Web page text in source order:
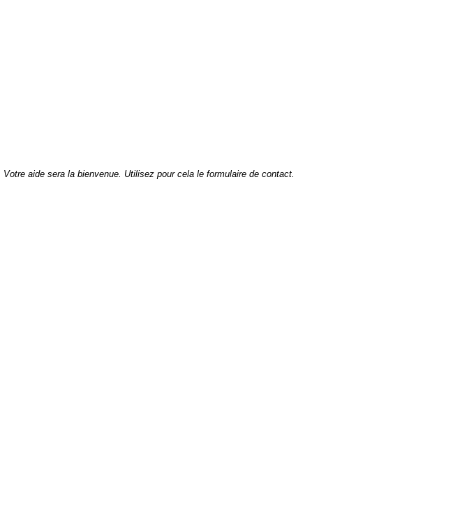
Votre aide sera la bienvenue. Utilisez pour cela le formulaire de contact.